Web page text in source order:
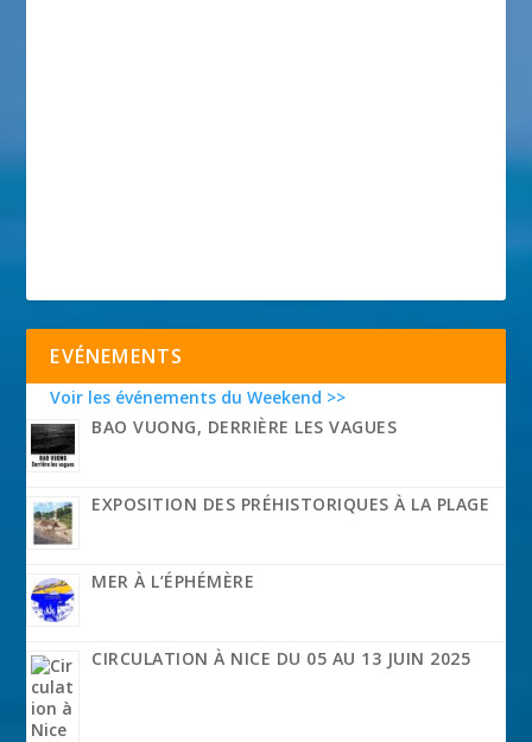
EVÉNEMENTS
Voir les événements du Weekend >>
BAO VUONG, DERRIÈRE LES VAGUES
EXPOSITION DES PRÉHISTORIQUES À LA PLAGE
MER À L’ÉPHÉMÈRE
CIRCULATION À NICE DU 05 AU 13 JUIN 2025